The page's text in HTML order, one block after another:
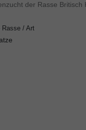
der Rasse
Rasse / Art